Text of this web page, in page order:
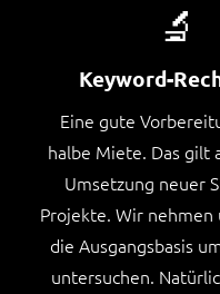
🔬
Keyword-
Eine gute
halbe Miete. Das gilt
Umsetzung neuer
Projekte. Wir nehmen
die Ausgangsbasis
untersuchen.